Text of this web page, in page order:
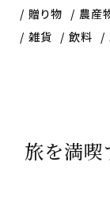
贈り物
農産
雑貨
飲料
旅を満喫